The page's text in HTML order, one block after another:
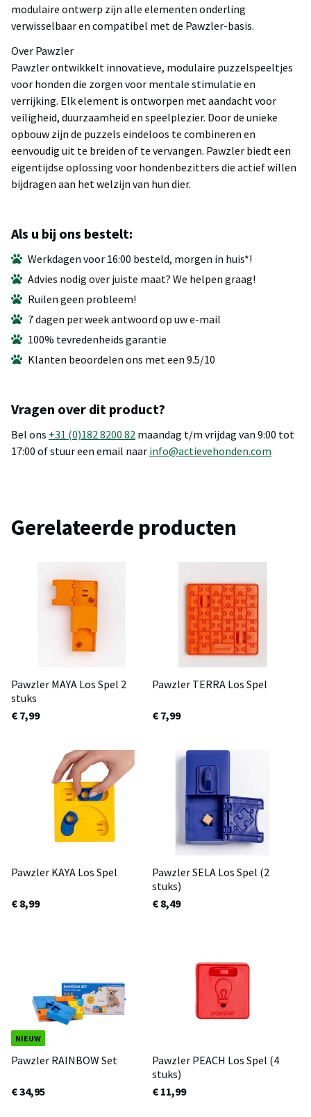
modulaire ontwerp zijn alle elementen onderling
verwisselbaar en compatibel met de Pawzler-basis.
Over Pawzler
Pawzler ontwikkelt innovatieve, modulaire puzzelspeeltjes
voor honden die zorgen voor mentale stimulatie en
verrijking. Elk element is ontworpen met aandacht voor
veiligheid, duurzaamheid en speelplezier. Door de unieke
opbouw zijn de puzzels eindeloos te combineren en
eenvoudig uit te breiden of te vervangen. Pawzler biedt een
eigentijdse oplossing voor hondenbezitters die actief willen
bijdragen aan het welzijn van hun dier.
Als u bij ons bestelt:
Werkdagen voor 16:00 besteld, morgen in huis*!
Advies nodig over juiste maat? We helpen graag!
Ruilen geen probleem!
7 dagen per week antwoord op uw e-mail
100% tevredenheids garantie
Klanten beoordelen ons met een 9.5/10
Vragen over dit product?
Bel ons +31 (0)182 8200 82 maandag t/m vrijdag van 9:00 tot
17:00 of stuur een email naar info@actievehonden.com
Gerelateerde producten
Pawzler MAYA Los Spel 2
stuks
€ 7,99
Pawzler TERRA Los Spel
€ 7,99
Pawzler KAYA Los Spel
€ 8,99
Pawzler SELA Los Spel (2
stuks)
€ 8,49
NIEUW
Pawzler RAINBOW Set
€ 34,95
Pawzler PEACH Los Spel (4
stuks)
€ 11,99